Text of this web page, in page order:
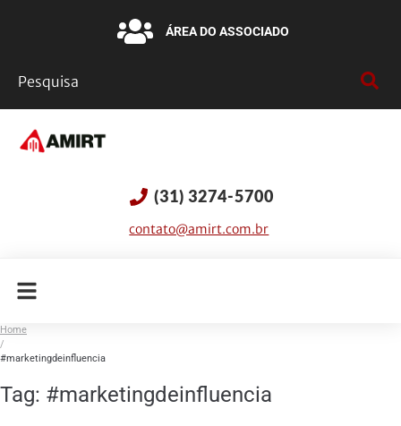
ÁREA DO ASSOCIADO
(31) 3274-5700
contato@amirt.com.br
Home
/
#marketingdeinfluencia
Tag: #marketingdeinfluencia